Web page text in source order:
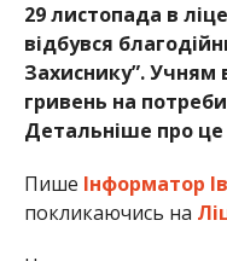
29 листопада в
відбувся
Захиснику”. Учням
гривень на
Детальніше про це
Пише Інформатор
покликаючись на